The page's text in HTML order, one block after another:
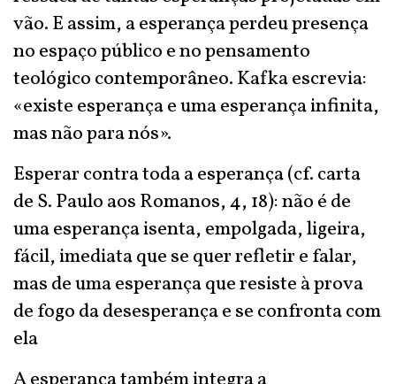
vão. E assim, a esperança perdeu presença
no espaço público e no pensamento
teológico contemporâneo. Kafka escrevia:
«existe esperança e uma esperança infinita,
mas não para nós».
Esperar contra toda a esperança (cf. carta
de S. Paulo aos Romanos, 4, 18): não é de
uma esperança isenta, empolgada, ligeira,
fácil, imediata que se quer refletir e falar,
mas de uma esperança que resiste à prova
de fogo da desesperança e se confronta com
ela